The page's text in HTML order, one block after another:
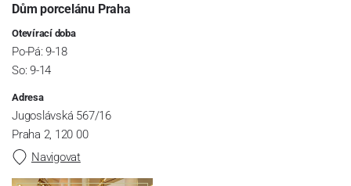
Dům porcelánu Praha
Otevírací doba
Po-Pá: 9-18
So: 9-14
Adresa
Jugoslávská 567/16
Praha 2, 120 00
Navigovat